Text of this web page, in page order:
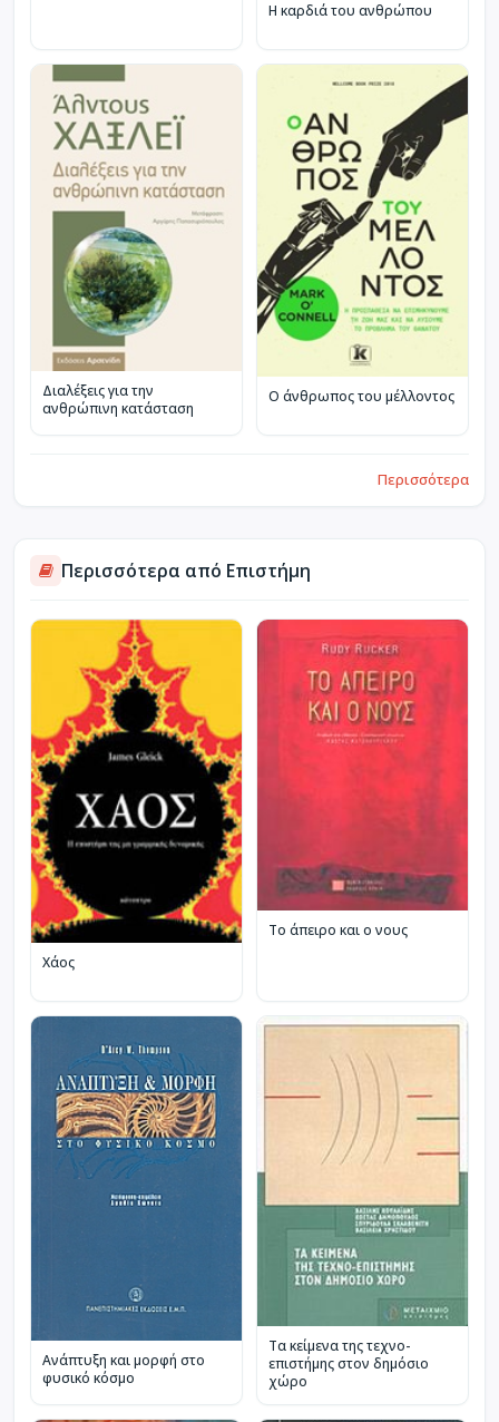
Η καρδιά του ανθρώπου
Διαλέξεις για την
ανθρώπινη κατάσταση
Ο άνθρωπος του μέλλοντος
Περισσότερα
Περισσότερα από Επιστήμη
Χάος
Το άπειρο και ο νους
Ανάπτυξη και μορφή στο
φυσικό κόσμο
Τα κείμενα της τεχνο-
επιστήμης στον δημόσιο
χώρο